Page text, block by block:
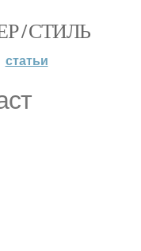
/ СТИЛЬ
статьи